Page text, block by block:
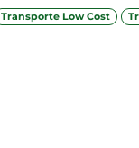
Transporte Low Cost